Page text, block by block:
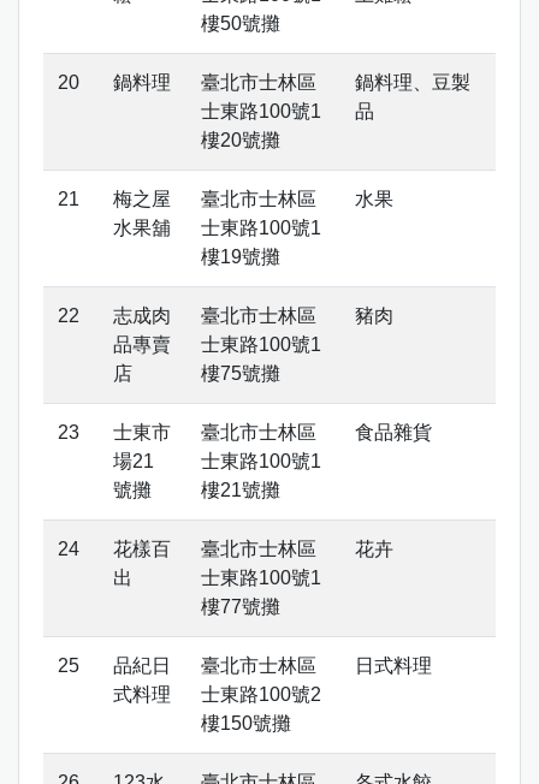
樓50號攤
鍋料理
臺北市士林區
士東路100號1
樓20號攤
鍋料理、豆製
品
梅之屋
水果舖
臺北市士林區
士東路100號1
樓19號攤
水果
志成肉
品專賣
店
臺北市士林區
士東路100號1
樓75號攤
豬肉
士東市
場21
號攤
臺北市士林區
士東路100號1
樓21號攤
食品雜貨
花樣百
出
臺北市士林區
士東路100號1
樓77號攤
花卉
品紀日
式料理
臺北市士林區
士東路100號2
樓150號攤
日式料理